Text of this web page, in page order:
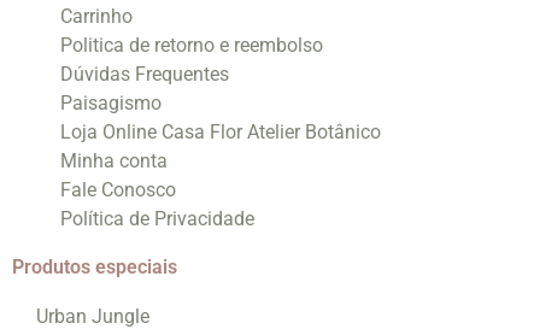
Carrinho
Politica de retorno e reembolso
Dúvidas Frequentes
Paisagismo
Loja Online Casa Flor Atelier Botânico
Minha conta
Fale Conosco
Política de Privacidade
Produtos especiais
Urban Jungle